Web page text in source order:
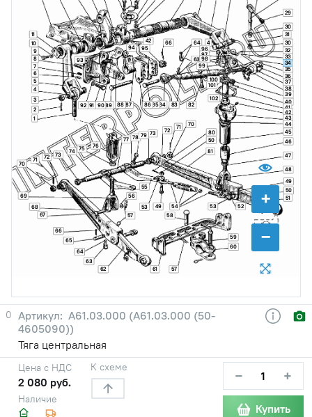
+
−
1
2
3
4
4
5
6
7
8
9
10
11
29
30
30
31
32
33
34
35
36
37
38
39
40
41
42
42
43
44
45
46
47
48
49
49
50
50
51
52
53
53 54
55
56
57
57 58
59
60
61
62
63
63
64
64
65
66
66
67
68
69
70
70
71
71
72
72
73
73
74 75 76
77 78 79 80
81
82
83
84
85
86
87
88
89
90
91
92
93
94 95 96
97
98
99
100
101
102
0
A61.03.000 (А61.03.000 (50-
4605090))
Тяга центральная
Наличие
Цена с НДС
2 080 руб.
К схеме − +
Купить